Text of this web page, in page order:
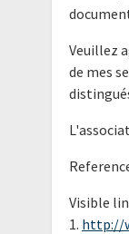
Veuillez
de mes
Visible
1. http://